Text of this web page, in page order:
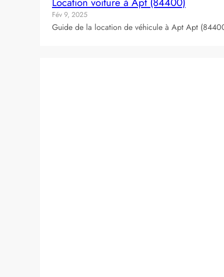
Fév 9, 2025
Guide de la location de véhicule à Apt Apt